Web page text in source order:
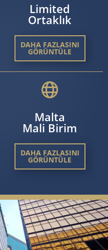
Limited
Ortaklık
DAHA FAZLASINI
GÖRÜNTÜLE
Malta
Mali Birim
DAHA FAZLASINI
GÖRÜNTÜLE